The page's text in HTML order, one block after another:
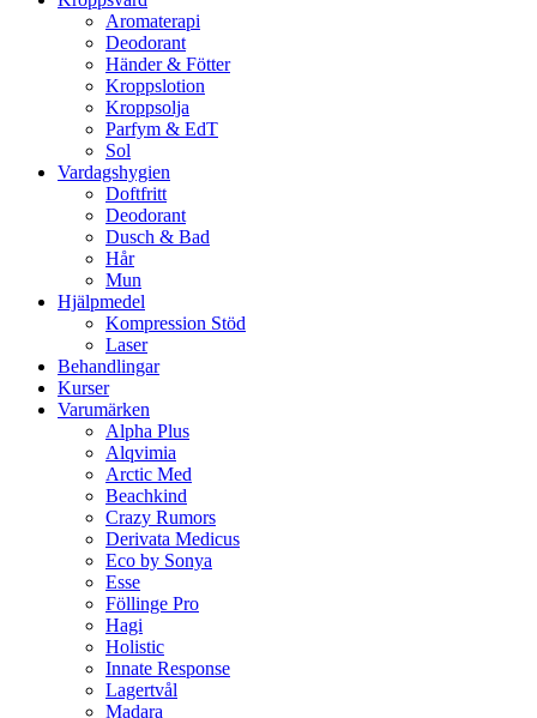
Aromaterapi
Deodorant
Händer & Fötter
Kroppslotion
Kroppsolja
Parfym & EdT
Sol
Vardagshygien
Doftfritt
Deodorant
Dusch & Bad
Hår
Mun
Hjälpmedel
Kompression Stöd
Laser
Behandlingar
Kurser
Varumärken
Alpha Plus
Alqvimia
Arctic Med
Beachkind
Crazy Rumors
Derivata Medicus
Eco by Sonya
Esse
Föllinge Pro
Hagi
Holistic
Innate Response
Lagertvål
Madara